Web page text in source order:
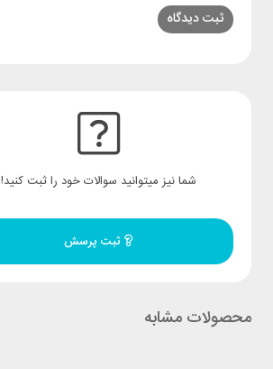
شما نیز میتوانید سوالات خود را ثبت کنید!
ثبت پرسش
محصولات مشابه